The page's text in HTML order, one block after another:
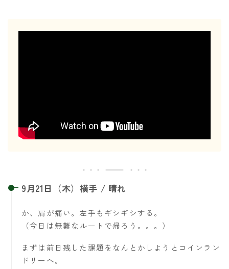
9月21日（木）横手 / 晴れ
か、肩が痛い。左手もギシギシする。
（今日は無難なルートで帰ろう。。。）
まずは前日残した課題をなんとかしようとコインラン
ドリーへ。